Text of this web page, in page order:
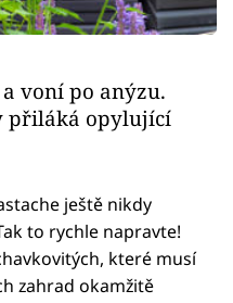
voní po anýzu.
přiláká opylující
ještě nikdy
to rychle napravte!
které musí
zahrad okamžitě